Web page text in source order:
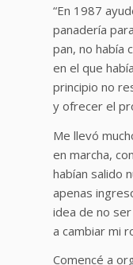
“En 1987
panadería
pan, no había
en el que
principio no
y ofrecer el
Me llevó
en marcha,
habían salido
apenas
idea de no
a cambiar mi
Comencé a